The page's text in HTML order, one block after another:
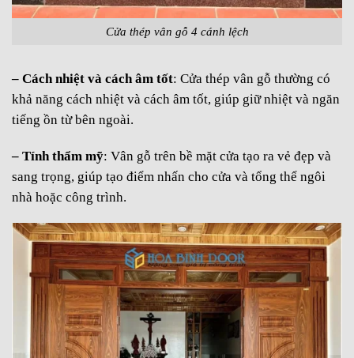
Cửa thép vân gỗ 4 cánh lệch
– Cách nhiệt và cách âm tốt: Cửa thép vân gỗ thường có
khả năng cách nhiệt và cách âm tốt, giúp giữ nhiệt và ngăn
tiếng ồn từ bên ngoài.
– Tính thẩm mỹ: Vân gỗ trên bề mặt cửa tạo ra vẻ đẹp và
sang trọng, giúp tạo điểm nhấn cho cửa và tổng thể ngôi
nhà hoặc công trình.